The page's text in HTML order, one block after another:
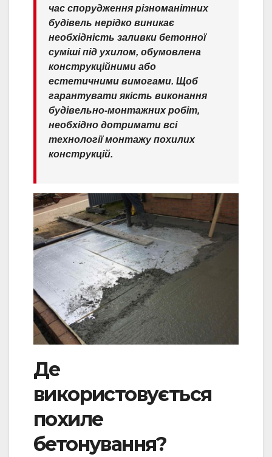
час спорудження різноманітних
будівель нерідко виникає
необхідність заливки бетонної
суміші під ухилом, обумовлена
конструкційними або
естетичними вимогами. Щоб
гарантувати якість виконання
будівельно-монтажних робіт,
необхідно дотримати всі
технології монтажу похилих
конструкцій.
Де
використовується
похиле
бетонування?